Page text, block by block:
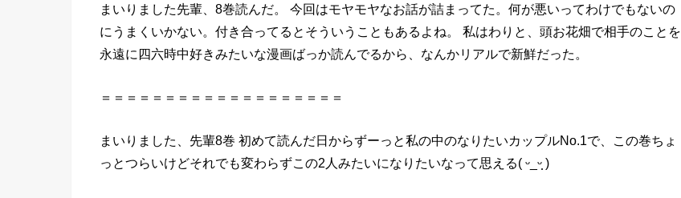
まいりました先輩 8巻読んだ 。 今回はモヤモヤなお話が詰まってた。何が悪いってわけでもないの
にうまくいかない。付き合ってるとそういうこともあるよね。 私はわりと、頭お花畑で相手のことを
永遠に四六時中好きみたいな漫画ばっか読んでるから、なんかリアルで新鮮だった。
＝＝＝＝＝＝＝＝＝＝＝＝＝＝＝＝＝＝＝
まいりました、先輩8巻 初めて読んだ日からずーっと私の中のなりたいカップルNo.1で、この巻ちょ
っとつらいけどそれでも変わらずこの2人みたいになりたいなって思える( ᵕ_ᵕ̩̩ )